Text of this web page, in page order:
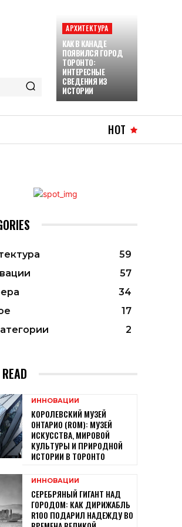
АРХИТЕКТУРА
КАК В КАНАДЕ
ПОЯВИЛСЯ ГОРОД
ТОРОНТО:
ИНТЕРЕСНЫЕ
СВЕДЕНИЯ ИЗ
ИСТОРИИ
HOT
59
57
34
17
2
ИННОВАЦИИ
КОРОЛЕВСКИЙ МУЗЕЙ
ОНТАРИО (ROM): МУЗЕЙ
ИСКУССТВА, МИРОВОЙ
КУЛЬТУРЫ И ПРИРОДНОЙ
ИСТОРИИ В ТОРОНТО
ИННОВАЦИИ
СЕРЕБРЯНЫЙ ГИГАНТ НАД
ГОРОДОМ: КАК ДИРИЖАБЛЬ
R100 ПОДАРИЛ НАДЕЖДУ ВО